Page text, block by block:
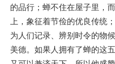
的品行；蝉不住在屋子里，
上，象征着节俭的优良传统
为人们记录、辨别时令的物
美德。如果人拥有了蝉的这